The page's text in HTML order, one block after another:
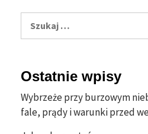
Ostatnie wpisy
Wybrzeże przy burzowym
fale, prądy i warunki przed